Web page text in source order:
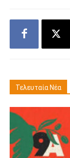
Τελευταία Νέα